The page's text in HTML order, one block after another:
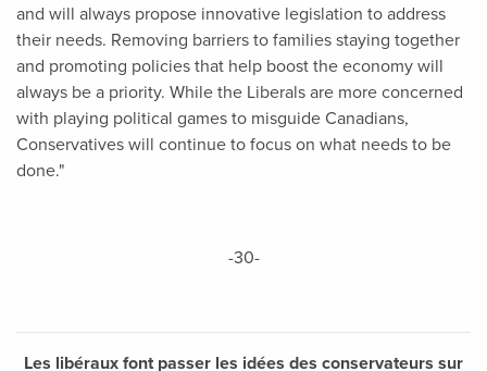
and will always propose innovative legislation to address
their needs. Removing barriers to families staying together
and promoting policies that help boost the economy will
always be a priority. While the Liberals are more concerned
with playing political games to misguide Canadians,
Conservatives will continue to focus on what needs to be
done."
-30-
Les libéraux font passer les idées des conservateurs sur